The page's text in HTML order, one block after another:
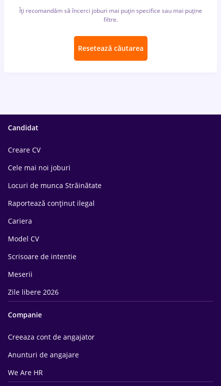
Îți recomandăm să încerci joburi mai puțin specifice sau mai puține
filtre.
Resetează căutarea
Candidat
Creare CV
Cele mai noi joburi
Locuri de munca Străinătate
Raportează conținut ilegal
Cariera
Model CV
Scrisoare de intentie
Meserii
Zile libere 2026
Companie
Creeaza cont de angajator
Anunturi de angajare
We Are HR